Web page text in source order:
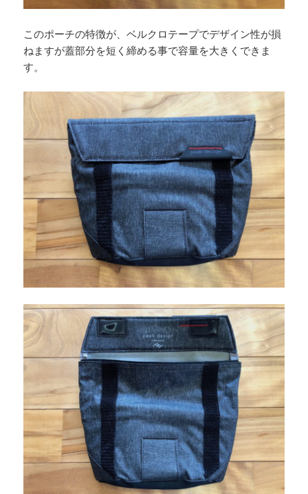
このポーチの特徴が、ベルクロテープでデザイン性が損
ねますが蓋部分を短く締める事で容量を大きくできま
す。